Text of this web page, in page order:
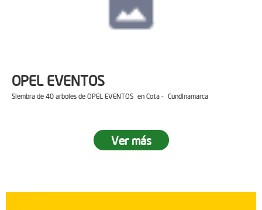
OPEL EVENTOS
Siembra de 40 arboles de OPEL EVENTOS en Cota - Cundinamarca
Ver más